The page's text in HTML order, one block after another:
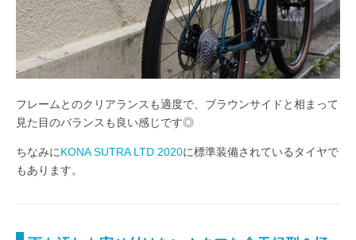
フレームとのクリアランスも適度で、ブラウンサイドと相まって
見た目のバランスも良い感じです◎
ちなみにKONA SUTRA LTD 2020に標準装備されているタイヤで
もあります。